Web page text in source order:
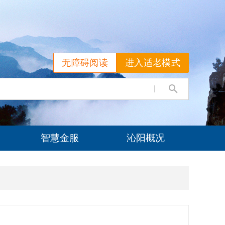
进入适老模式
无障碍阅读
智慧金服 沁阳概况